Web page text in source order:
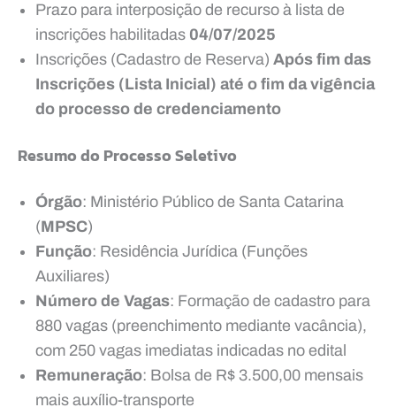
Prazo para interposição de recurso à lista de
inscrições habilitadas 04/07/2025
Inscrições (Cadastro de Reserva) Após fim das
Inscrições (Lista Inicial) até o fim da vigência
do processo de credenciamento
Resumo do Processo Seletivo
Órgão: Ministério Público de Santa Catarina
(MPSC)
Função: Residência Jurídica (Funções
Auxiliares)
Número de Vagas: Formação de cadastro para
880 vagas (preenchimento mediante vacância),
com 250 vagas imediatas indicadas no edital
Remuneração: Bolsa de R$ 3.500,00 mensais
mais auxílio-transporte